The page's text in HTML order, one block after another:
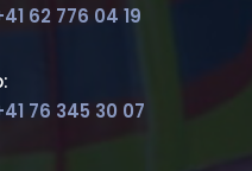
62 776 04 19
76 345 30 07